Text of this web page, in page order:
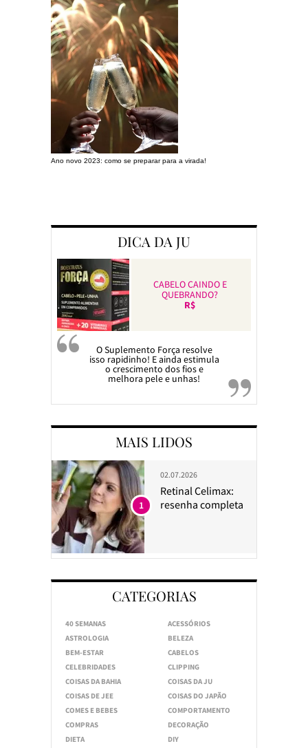
Ano novo 2023: como se preparar para a virada!
DICA DA JU
CABELO CAINDO E
QUEBRANDO?
R$
O Suplemento Força resolve
isso rapidinho! E ainda estimula
o crescimento dos fios e
melhora pele e unhas!
MAIS LIDOS
02.07.2026
Retinal Celimax:
resenha completa
1
CATEGORIAS
40 SEMANAS
ACESSÓRIOS
ASTROLOGIA
BELEZA
BEM-ESTAR
CABELOS
CELEBRIDADES
CLIPPING
COISAS DA BAHIA
COISAS DA JU
COISAS DE JEE
COISAS DO JAPÃO
COMES E BEBES
COMPORTAMENTO
COMPRAS
DECORAÇÃO
DIETA
DIY